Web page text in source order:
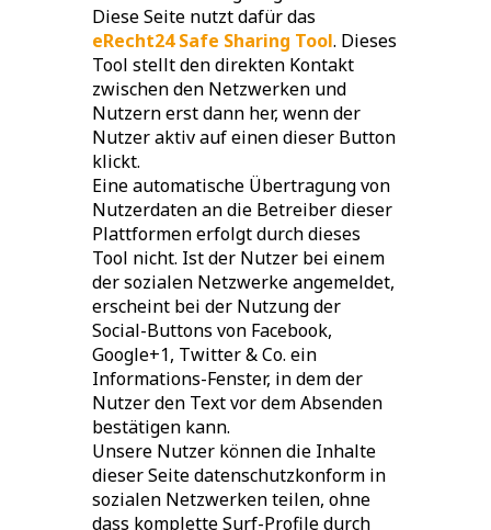
Diese Seite nutzt dafür das
eRecht24 Safe Sharing Tool. Dieses
Tool stellt den direkten Kontakt
zwischen den Netzwerken und
Nutzern erst dann her, wenn der
Nutzer aktiv auf einen dieser Button
klickt.
Eine automatische Übertragung von
Nutzerdaten an die Betreiber dieser
Plattformen erfolgt durch dieses
Tool nicht. Ist der Nutzer bei einem
der sozialen Netzwerke angemeldet,
erscheint bei der Nutzung der
Social-Buttons von Facebook,
Google+1, Twitter & Co. ein
Informations-Fenster, in dem der
Nutzer den Text vor dem Absenden
bestätigen kann.
Unsere Nutzer können die Inhalte
dieser Seite datenschutzkonform in
sozialen Netzwerken teilen, ohne
dass komplette Surf-Profile durch